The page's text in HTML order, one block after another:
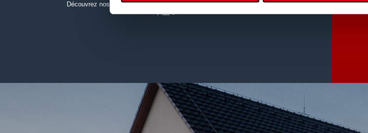
Découvrez nos références pour la ventilation des espaces habitables.
Plus »